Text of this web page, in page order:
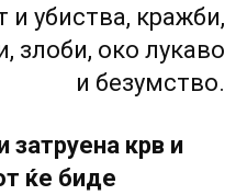
и убиства, кражби,
злоби, око лукаво
и безумство.
затруена крв и
ќе биде